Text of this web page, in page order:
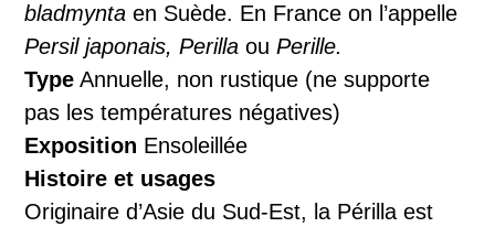
bladmynta en Suède. En France on l’appelle
Persil japonais, Perillaou Perille.
Type Annuelle, non rustique (ne supporte
pas les températures négatives)
Exposition Ensoleillée
Histoire et usages
Originaire d’Asie du Sud-Est, la Périlla est